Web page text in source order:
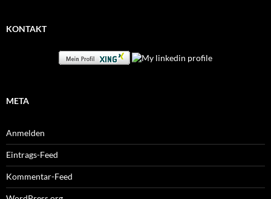
KONTAKT
META
Anmelden
Eintrags-Feed
Kommentar-Feed